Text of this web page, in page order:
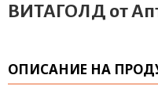
ВИТАГОЛД от
ОПИСАНИЕ НА